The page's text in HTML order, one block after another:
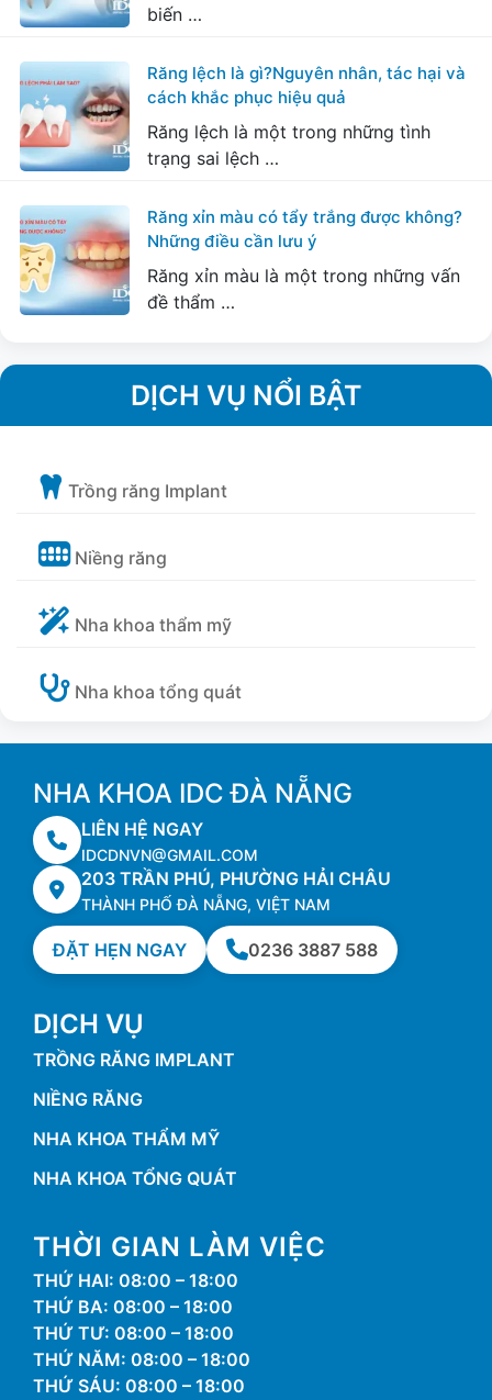
biến …
Răng lệch là gì?Nguyên nhân, tác hại và
cách khắc phục hiệu quả
Răng lệch là một trong những tình
trạng sai lệch …
Răng xỉn màu có tẩy trắng được không?
Những điều cần lưu ý
Răng xỉn màu là một trong những vấn
đề thẩm …
DỊCH VỤ NỔI BẬT
Trồng răng Implant
Niềng răng
Nha khoa thẩm mỹ
Nha khoa tổng quát
NHA KHOA IDC ĐÀ NẴNG
LIÊN HỆ NGAY
IDCDNVN@GMAIL.COM
203 TRẦN PHÚ, PHƯỜNG HẢI CHÂU
THÀNH PHỐ ĐÀ NẴNG, VIỆT NAM
ĐẶT HẸN NGAY 0236 3887 588
DỊCH VỤ
TRỒNG RĂNG IMPLANT
NIỀNG RĂNG
NHA KHOA THẨM MỸ
NHA KHOA TỔNG QUÁT
THỜI GIAN LÀM VIỆC
THỨ HAI: 08:00 – 18:00
THỨ BA: 08:00 – 18:00
THỨ TƯ: 08:00 – 18:00
THỨ NĂM: 08:00 – 18:00
THỨ SÁU: 08:00 – 18:00